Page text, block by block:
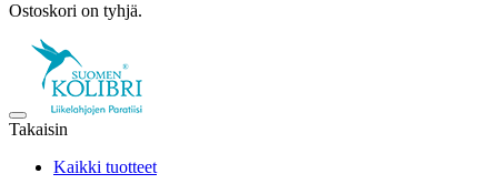
Ostoskori on tyhjä.
Takaisin
Kaikki tuotteet